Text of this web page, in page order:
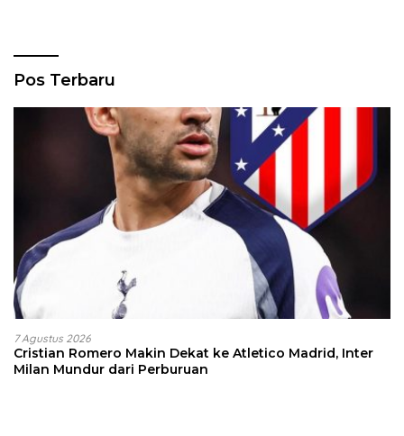
Pos Terbaru
7 Agustus 2026
Cristian Romero Makin Dekat ke Atletico Madrid, Inter
Milan Mundur dari Perburuan